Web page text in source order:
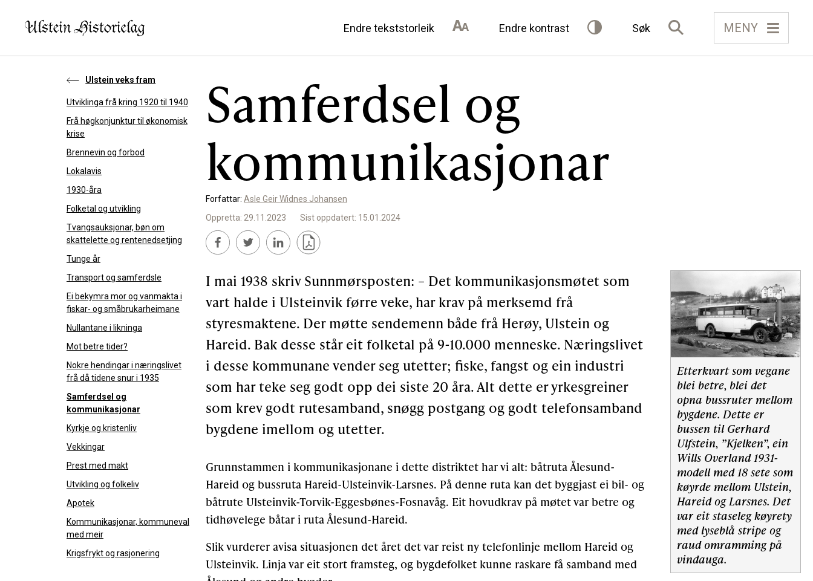
Endre tekststorleik Endre kontrast Søk MENY
Næring
Offentlig
Personar
SLIK KAN DU BIDRA
Støtteannonsørar
OM ULSTEIN HISTORIELAG
Kontakt oss
Om oss
Ulstein veks fram
Utviklinga frå kring 1920 til 1940
Frå høgkonjunktur til økonomisk
krise
Brennevin og forbod
Lokalavis
1930-åra
Folketal og utvikling
Tvangsauksjonar, bøn om
skattelette og rentenedsetjing
Tunge år
Transport og samferdsle
Ei bekymra mor og vanmakta i
fiskar- og småbrukarheimane
Nullantane i likninga
Mot betre tider?
Nokre hendingar i næringslivet
frå då tidene snur i 1935
Samferdsel og
kommunikasjonar
Kyrkje og kristenliv
Vekkingar
Prest med makt
Utvikling og folkeliv
Apotek
Kommunikasjonar, kommuneval
med meir
Krigsfrykt og rasjonering
Samferdsel og
kommunikasjonar
Forfattar: Asle Geir Widnes Johansen
Oppretta: 29.11.2023
Sist oppdatert: 15.01.2024
I mai 1938 skriv Sunnmørsposten: – Det kommunikasjonsmøtet som
vart halde i Ulsteinvik førre veke, har krav på merksemd frå
styresmaktene. Der møtte sendemenn både frå Herøy, Ulstein og
Hareid. Bak desse står eit folketal på 9-10.000 menneske. Næringslivet
i desse kommunane vender seg utetter; fiske, fangst og ein industri
som har teke seg godt opp dei siste 20 åra. Alt dette er yrkesgreiner
som krev godt rutesamband, snøgg postgang og godt telefonsamband
bygdene imellom og utetter.
Grunnstammen i kommunikasjonane i dette distriktet har vi alt: båtruta Ålesund-
Hareid og bussruta Hareid-Ulsteinvik-Larsnes. På denne ruta kan det byggjast ei bil- og
båtrute Ulsteinvik-Torvik-Eggesbønes-Fosnavåg. Eit hovudkrav på møtet var betre og
tidhøvelege båtar i ruta Ålesund-Hareid.
Slik vurderer avisa situasjonen det året det var reist ny telefonlinje mellom Hareid og
Ulsteinvik. Linja var eit stort framsteg, og bygdefolket kunne raskare få samband med
Etterkvart som vegane
blei betre, blei det
opna bussruter mellom
bygdene. Dette er
bussen til Gerhard
Ulfstein, ”Kjelken”, ein
Wills Overland 1931-
modell med 18 sete som
køyrde mellom Ulstein,
Hareid og Larsnes. Det
var eit staseleg køyrety
med lyseblå stripe og
raud omramming på
vindauga.